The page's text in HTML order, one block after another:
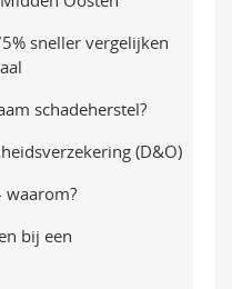
sneller vergelijken
schadeherstel?
(D&O)
waarom?
bij een